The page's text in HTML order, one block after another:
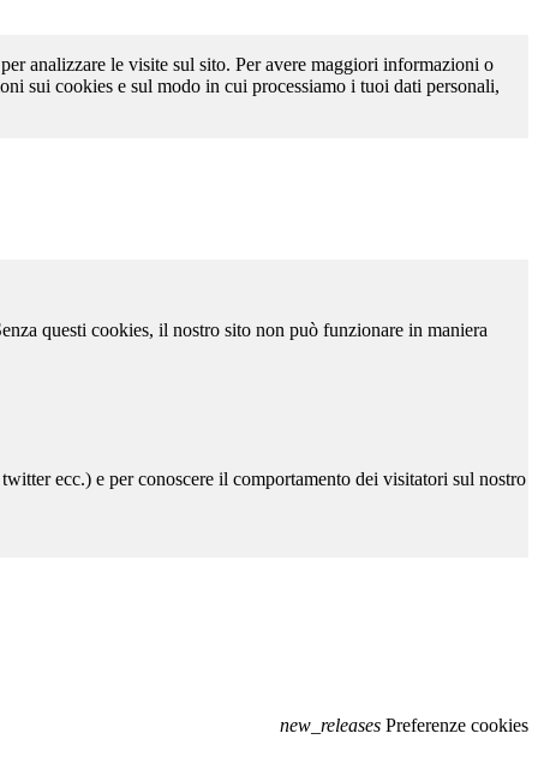
analizzare le visite sul sito. Per avere maggiori informazioni o
sui cookies e sul modo in cui processiamo i tuoi dati personali,
questi cookies, il nostro sito non può funzionare in maniera
ecc.) e per conoscere il comportamento dei visitatori sul nostro
new_releases Preferenze cookies